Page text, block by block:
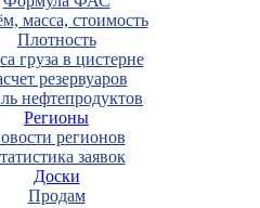
масса, стоимость
Плотность
груза в цистерне
резервуаров
нефтепродуктов
Регионы
регионов
заявок
Доски
Продам